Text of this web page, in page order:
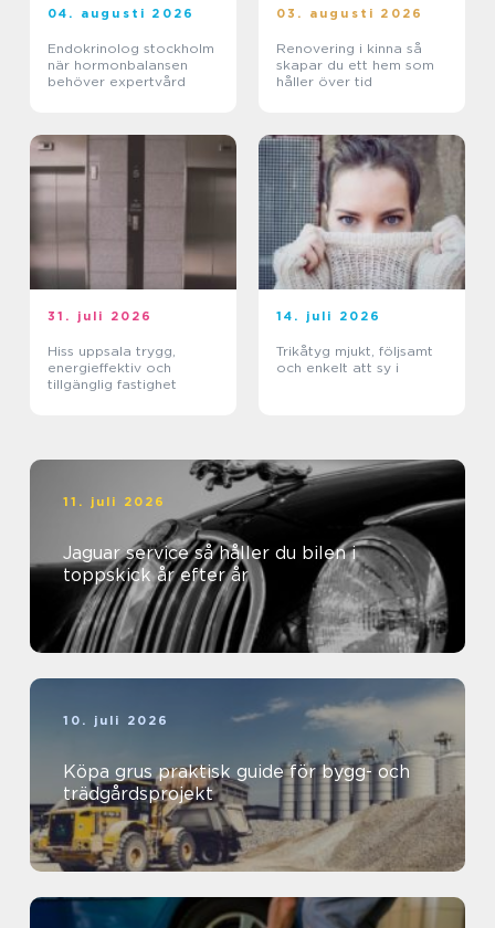
04. augusti 2026
Endokrinolog stockholm
när hormonbalansen
behöver expertvård
03. augusti 2026
Renovering i kinna så
skapar du ett hem som
håller över tid
31. juli 2026
Hiss uppsala trygg,
energieffektiv och
tillgänglig fastighet
14. juli 2026
Trikåtyg mjukt, följsamt
och enkelt att sy i
11. juli 2026
Jaguar service så håller du bilen i
toppskick år efter år
10. juli 2026
Köpa grus praktisk guide för bygg- och
trädgårdsprojekt